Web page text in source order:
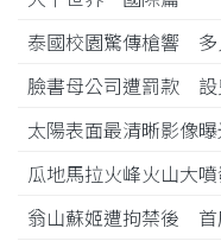
泰國校園驚傳槍響
臉書母公司遭罰款
太陽表面最清晰影像
瓜地馬拉火峰火山大
翁山蘇姬遭拘禁後